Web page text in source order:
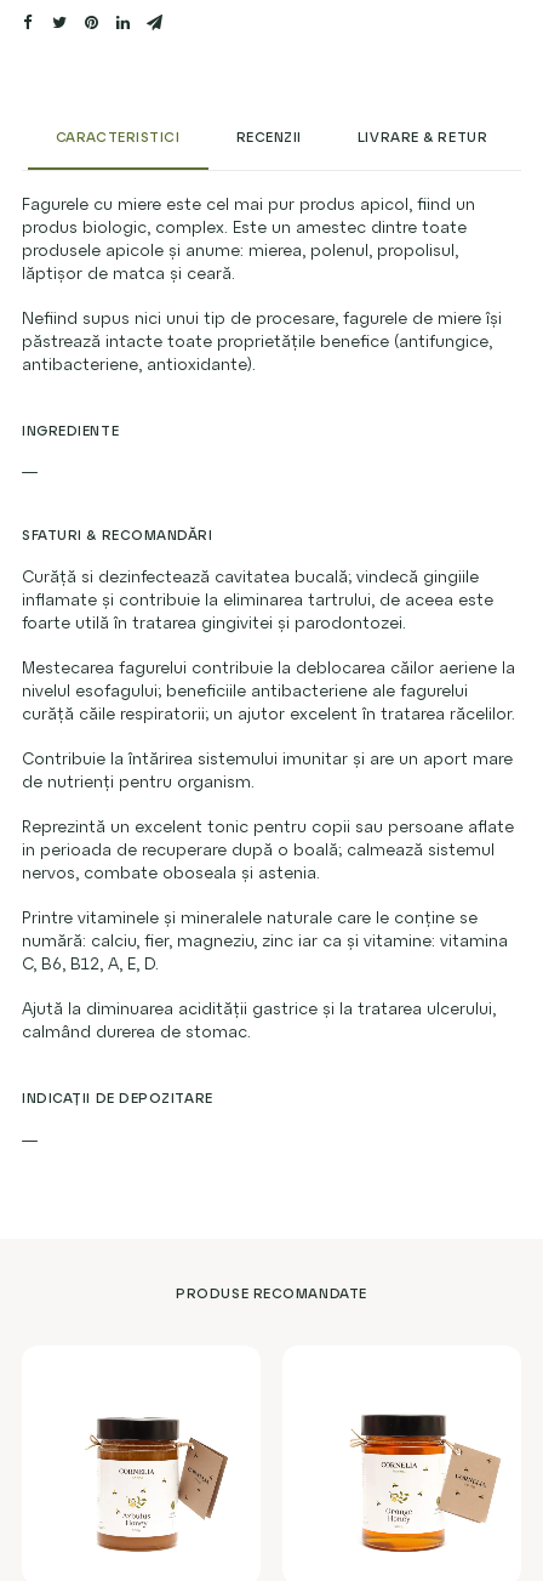
CARACTERISTICI RECENZII LIVRARE & RETUR
Fagurele cu miere este cel mai pur produs apicol, fiind un
produs biologic, complex. Este un amestec dintre toate
produsele apicole și anume: mierea, polenul, propolisul,
lăptișor de matca și ceară.
Nefiind supus nici unui tip de procesare, fagurele de miere își
păstrează intacte toate proprietățile benefice (antifungice,
antibacteriene, antioxidante).
INGREDIENTE
—
SFATURI & RECOMANDĂRI
Curăță si dezinfectează cavitatea bucală; vindecă gingiile
inflamate și contribuie la eliminarea tartrului, de aceea este
foarte utilă în tratarea gingivitei și parodontozei.
Mestecarea fagurelui contribuie la deblocarea căilor aeriene la
nivelul esofagului; beneficiile antibacteriene ale fagurelui
curăță căile respiratorii; un ajutor excelent în tratarea răcelilor.
Contribuie la întărirea sistemului imunitar și are un aport mare
de nutrienți pentru organism.
Reprezintă un excelent tonic pentru copii sau persoane aflate
in perioada de recuperare după o boală; calmează sistemul
nervos, combate oboseala și astenia.
Printre vitaminele și mineralele naturale care le conține se
numără: calciu, fier, magneziu, zinc iar ca și vitamine: vitamina
C, B6, B12, A, E, D.
Ajută la diminuarea acidității gastrice și la tratarea ulcerului,
calmând durerea de stomac.
INDICAȚII DE DEPOZITARE
—
PRODUSE RECOMANDATE